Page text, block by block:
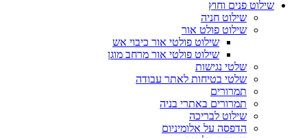
שילוט פנים וחוץ
שילוט חניה
שילוט פולט אור
שילוט פולטי אור כיבוי אש
שילוט פולטי אור מרחב מוגן
שלטי נגישות
שלטי בטיחות לאתר עבודה
תמרורים
תמרורים באתרי בניה
שילוט לבריכה
הדפסה על אלומיניום